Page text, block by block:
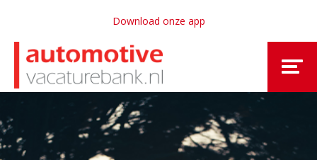
Download onze app